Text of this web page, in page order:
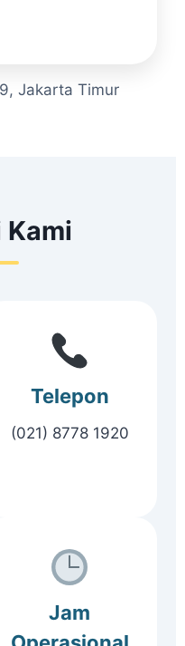
Jakarta Timur
Kami
Telepon
(021) 8778 1920
Jam